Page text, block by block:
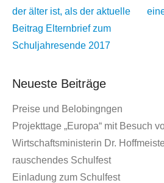
Übersicht
der älter ist, als der aktuelle
Beitrag Elternbrief zum
Schuljahresende 2017
Neueste Beiträge
Preise und Belobingngen
Projekttage „Europa“ mit Besuch
Wirtschaftsministerin Dr.
rauschendes Schulfest
Einladung zum Schulfest